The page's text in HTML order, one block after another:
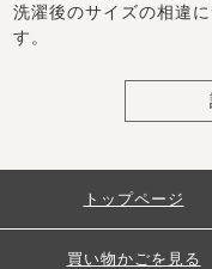
洗濯後のサイズの相違
す。
トップページ
買い物かごを見る